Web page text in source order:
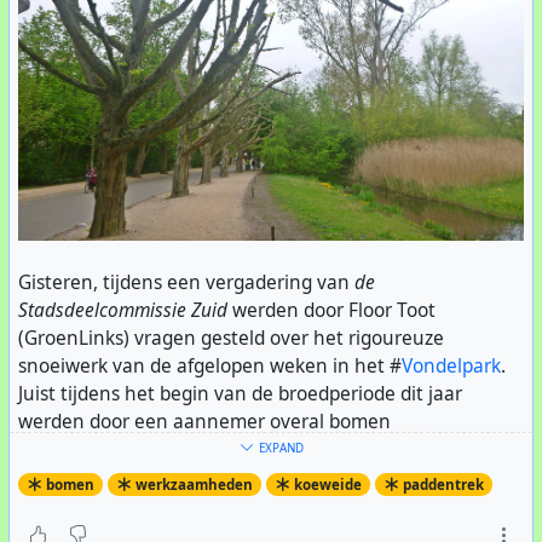
Gisteren, tijdens een vergadering van de
Stadsdeelcommissie Zuidwerden door Floor Toot
(GroenLinks) vragen gesteld over het rigoureuze
snoeiwerk van de afgelopen weken in het #Vondelpark.
Juist tijdens het begin van de broedperiode dit jaar
werden door een aannemer overal bomen
. Overgebleven zijn kale stompjes, en het
kan jaren duren voordat de kroon weer helemaal
EXPAND
bomen werkzaamheden koeweide paddentrek